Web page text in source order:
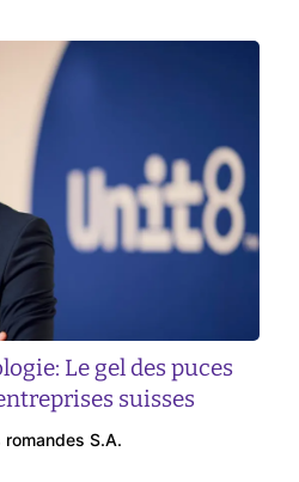
Le gel des puces
suisses
S.A.